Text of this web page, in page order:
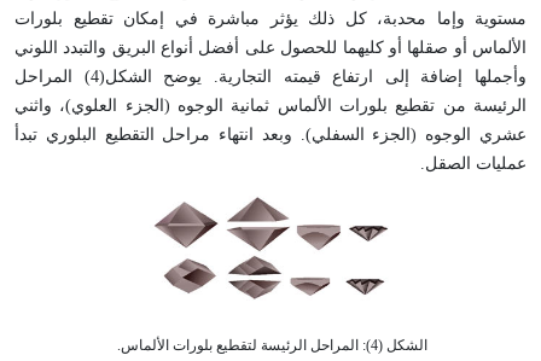
مستوية وإما محدبة، كل ذلك يؤثر مباشرة في إمكان تقطيع بلورات
الألماس أو صقلها أو كليهما للحصول على أفضل أنواع البريق والتبدد اللوني
وأجملها إضافة إلى ارتفاع قيمته التجارية. يوضح الشكل(4) المراحل
الرئيسة من تقطيع بلورات الألماس ثمانية الوجوه (الجزء العلوي)، واثني
عشري الوجوه (الجزء السفلي). وبعد انتهاء مراحل التقطيع البلوري تبدأ
عمليات الصقل.
الشكل (4): المراحل الرئيسة لتقطيع بلورات الألماس.